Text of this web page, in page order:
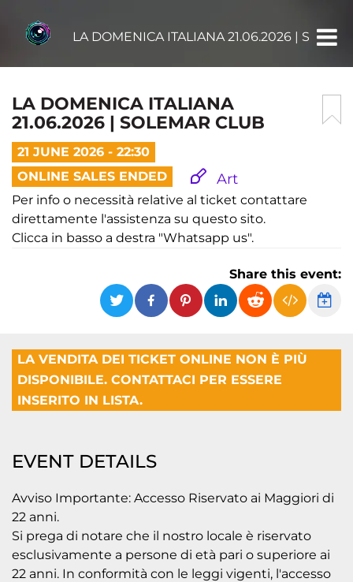
LA DOMENICA ITALIANA 21.06.2026 |
LA DOMENICA ITALIANA
21.06.2026 | SOLEMAR CLUB
21 JUNE 2026 - 22:30
ONLINE SALES ENDED
Art
Per info o necessità relative al ticket contattare
direttamente l'assistenza su questo sito.
Clicca in basso a destra "Whatsapp us".
Share this event:
LA VENDITA DEI TICKET ONLINE NON È PIÙ
DISPONIBILE. CONTATTACI PER ESSERE
INSERITO IN LISTA.
EVENT DETAILS
Avviso Importante: Accesso Riservato ai Maggiori di
22 anni.
Si prega di notare che il nostro locale è riservato
esclusivamente a persone di età pari o superiore ai
22 anni. In conformità con le leggi vigenti, l'accesso